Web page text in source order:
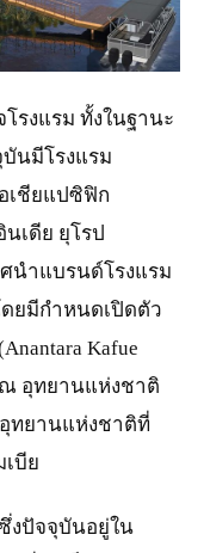
รงแรม ทั้งในฐานะ
นมีโรงแรม
เชียแปซิฟิก
เดีย ยุโรป
ศนำแบรนด์โรงแรม
ยมีกำหนดเปิดตัว
Kafue
ณ อุทยานแห่งชาติ
อุทยานแห่งชาติที่
บีย
งปัจจุบันอยู่ใน